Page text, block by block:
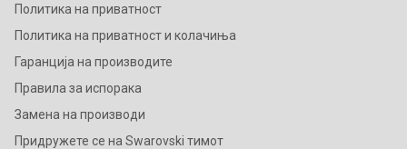
Политика на приватност
Политика на приватност и колачиња
Гаранција на производите
Правила за испорака
Замена на производи
Придружете се на Swarovski тимот